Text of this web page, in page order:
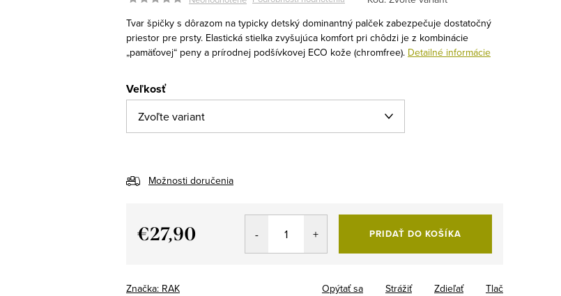
Tvar špičky s dôrazom na typicky detský dominantný palček zabezpečuje dostatočný
priestor pre prsty. Elastická stielka zvyšujúca komfort pri chôdzi je z kombinácie
„pamäťovej“ peny a prírodnej podšívkovej ECO kože (chromfree). Detailné informácie
Veľkosť
Možnosti doručenia
€27,90 PRIDAŤ DO KOŠÍKA
Značka: RAK Tlač
Opýtať sa Strážiť Zdieľať